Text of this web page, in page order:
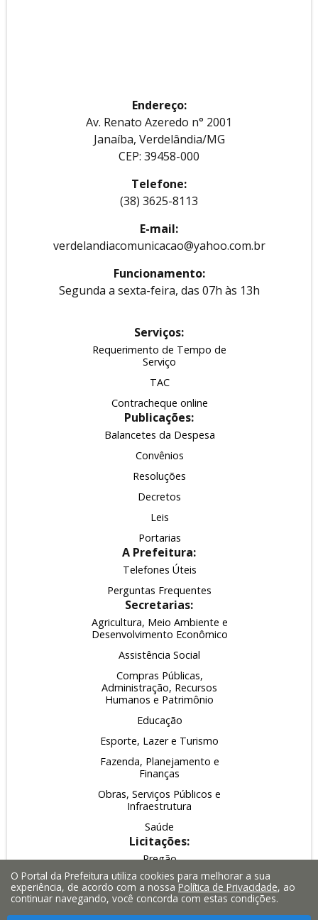
Endereço:
Av. Renato Azeredo n° 2001
Janaíba, Verdelândia/MG
CEP: 39458-000
Telefone:
(38) 3625-8113
E-mail:
verdelandiacomunicacao@yahoo.com.br
Funcionamento:
Segunda a sexta-feira, das 07h às 13h
Serviços:
Requerimento de Tempo de
Serviço
TAC
Contracheque online
Publicações:
Balancetes da Despesa
Convênios
Resoluções
Decretos
Leis
Portarias
A Prefeitura:
Telefones Úteis
Perguntas Frequentes
Secretarias:
Agricultura, Meio Ambiente e
Desenvolvimento Econômico
Assistência Social
Compras Públicas,
Administração, Recursos
Humanos e Patrimônio
Educação
Esporte, Lazer e Turismo
Fazenda, Planejamento e
Finanças
Obras, Serviços Públicos e
Infraestrutura
Saúde
Licitações:
Pregão
Leilão
Inexigibilidade
O Portal da Prefeitura utiliza cookies para melhorar a sua
experiência, de acordo com a nossaPolítica de Privacidade, ao
continuar navegando, você concorda com estas condições.